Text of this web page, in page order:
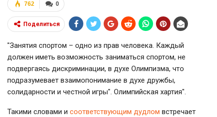
0
762
Поделиться
"Занятия спортом – одно из прав человека. Каждый
должен иметь возможность заниматься спортом, не
подвергаясь дискриминации, в духе Олимпизма, что
подразумевает взаимопонимание в духе дружбы,
солидарности и честной игры". Олимпийская хартия".
Такими словами и соответствующим дудлом встречает